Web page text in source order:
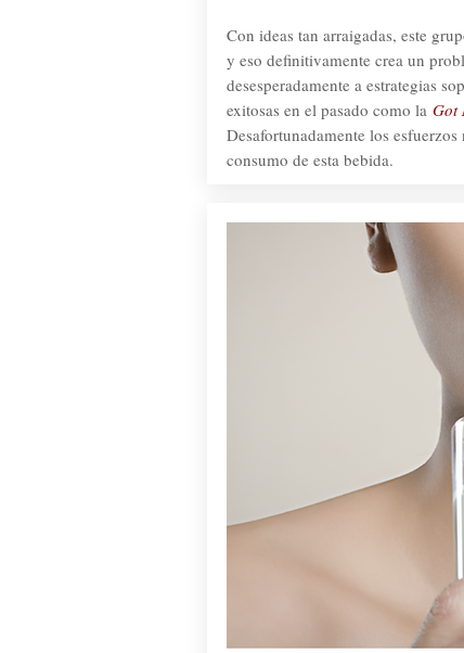
Con ideas tan arraigadas, este
y eso definitivamente crea un
desesperadamente a estrategias
exitosas en el pasado como la Got
Desafortunadamente los
consumo de esta bebida.